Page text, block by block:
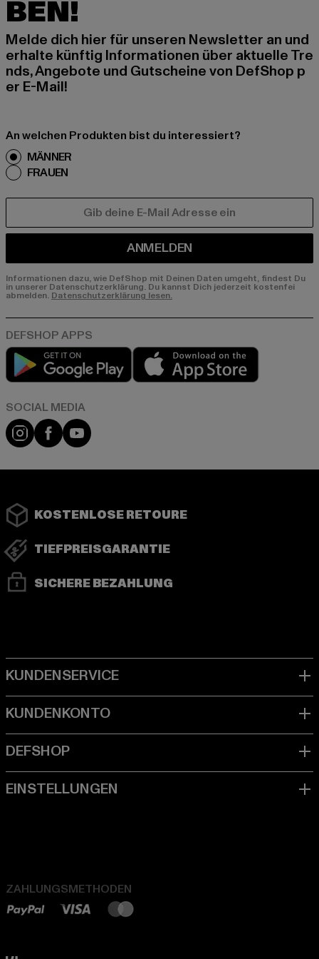
BEN!
Melde dich hier für unseren Newsletter an und
erhalte künftig Informationen über aktuelle Tre
nds, Angebote und Gutscheine von DefShop p
er E-Mail!
An welchen Produkten bist du interessiert?
MÄNNER
FRAUEN
ANMELDEN
Informationen dazu, wie DefShop mit Deinen Daten umgeht, findest Du
in unserer Datenschutzerklärung. Du kannst Dich jederzeit kostenfei
abmelden. Datenschutzerklärung lesen.
Play market
Instagram
FacebookYouTube
KOSTENLOSE RETOURE
TIEFPREISGARANTIE
SICHERE BEZAHLUNG
ZAHLUNGSMETHODEN